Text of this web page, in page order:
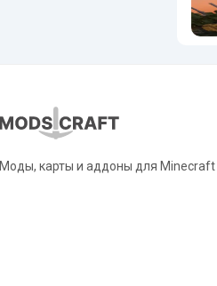
Моды, карты и аддоны для Minecraft